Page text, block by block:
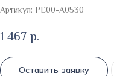
Артикул: PE00-A0530
1 467 р.
Оставить заявку